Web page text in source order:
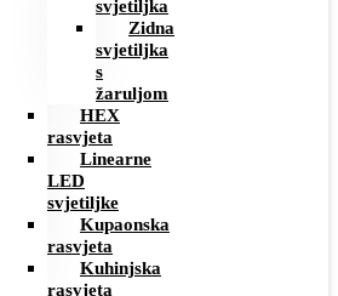
svjetiljka
Zidna
svjetiljka
s
žaruljom
HEX
rasvjeta
Linearne
LED
svjetiljke
Kupaonska
rasvjeta
Kuhinjska
rasvjeta